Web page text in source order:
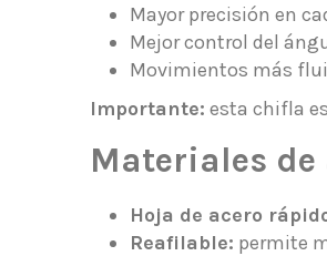
Mayor precisión en
Mejor control del
Movimientos más
Importante: esta chifla
Materiales
Hoja de acero
Reafilable: permite